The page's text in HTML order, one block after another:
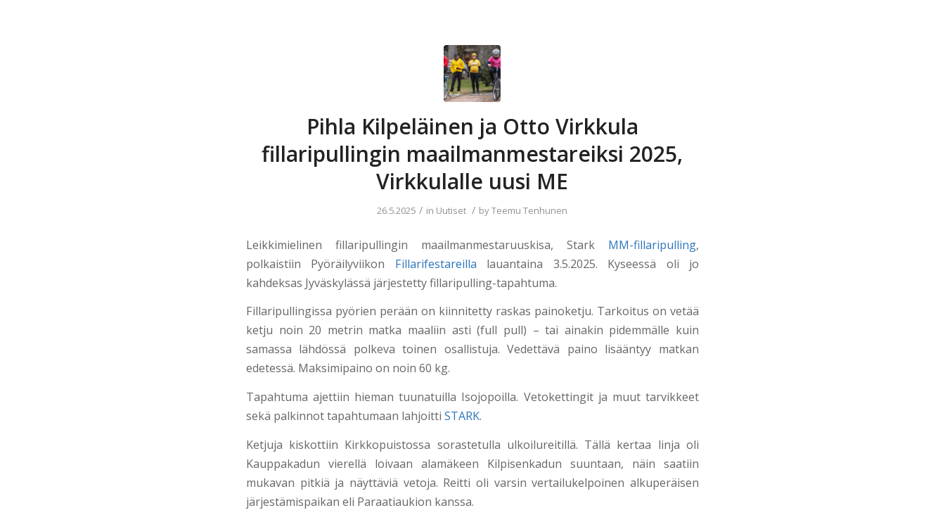
Pihla Kilpeläinen ja Otto Virkkula
fillaripullingin maailmanmestareiksi 2025,
Virkkulalle uusi ME
26.5.2025 / in Uutiset / byTeemu Tenhunen
Leikkimielinen fillaripullingin maailmanmestaruuskisa, StarkMM-fillaripulling,
polkaistiin Pyöräilyviikon Fillarifestareilla lauantaina 3.5.2025. Kyseessä oli jo
kahdeksas Jyväskylässä järjestetty fillaripulling-tapahtuma.
Fillaripullingissa pyörien perään on kiinnitetty raskas painoketju. Tarkoitus on vetää
ketju noin 20 metrin matka maaliin asti (full pull) – tai ainakin pidemmälle kuin
samassa lähdössä polkeva toinen osallistuja. Vedettävä paino lisääntyy matkan
edetessä. Maksimipaino on noin 60 kg.
Tapahtuma ajettiin hieman tuunatuilla Isojopoilla. Vetokettingit ja muut tarvikkeet
sekä palkinnot tapahtumaan lahjoitti STARK.
Ketjuja kiskottiin Kirkkopuistossa sorastetulla ulkoilureitillä. Tällä kertaa linja oli
Kauppakadun vierellä loivaan alamäkeen Kilpisenkadun suuntaan, näin saatiin
mukavan pitkiä ja näyttäviä vetoja. Reitti oli varsin vertailukelpoinen alkuperäisen
järjestämispaikan eli Paraatiaukion kanssa.